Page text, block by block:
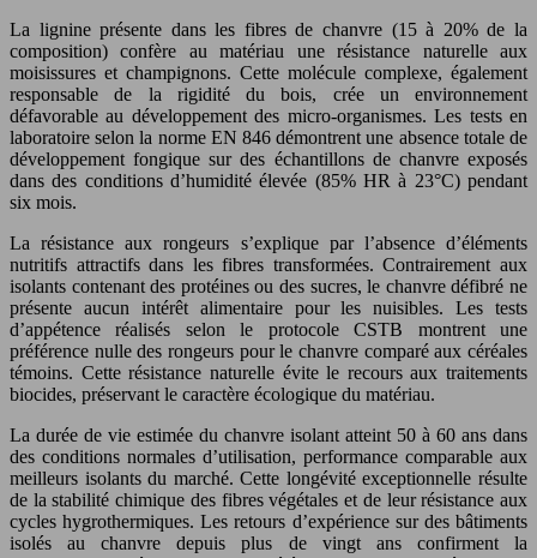
La lignine présente dans les fibres de chanvre (15 à 20% de la
composition) confère au matériau une résistance naturelle aux
moisissures et champignons. Cette molécule complexe, également
responsable de la rigidité du bois, crée un environnement
défavorable au développement des micro-organismes. Les tests en
laboratoire selon la norme EN 846 démontrent une absence totale de
développement fongique sur des échantillons de chanvre exposés
dans des conditions d’humidité élevée (85% HR à 23°C) pendant
six mois.
La résistance aux rongeurs s’explique par l’absence d’éléments
nutritifs attractifs dans les fibres transformées. Contrairement aux
isolants contenant des protéines ou des sucres, le chanvre défibré ne
présente aucun intérêt alimentaire pour les nuisibles. Les tests
d’appétence réalisés selon le protocole CSTB montrent une
préférence nulle des rongeurs pour le chanvre comparé aux céréales
témoins. Cette résistance naturelle évite le recours aux traitements
biocides, préservant le caractère écologique du matériau.
La durée de vie estimée du chanvre isolant atteint 50 à 60 ans dans
des conditions normales d’utilisation, performance comparable aux
meilleurs isolants du marché. Cette longévité exceptionnelle résulte
de la stabilité chimique des fibres végétales et de leur résistance aux
cycles hygrothermiques. Les retours d’expérience sur des bâtiments
isolés au chanvre depuis plus de vingt ans confirment la